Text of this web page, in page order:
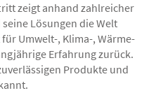
zeigt anhand zahlreicher
Lösungen die Welt
Umwelt-, Klima-, Wärme-
Erfahrung zurück.
Produkte und